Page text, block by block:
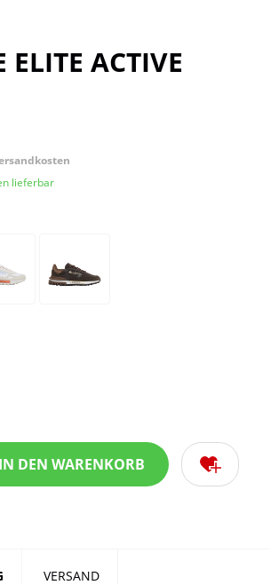
ELITE ACTIVE
lieferbar
VERSAND